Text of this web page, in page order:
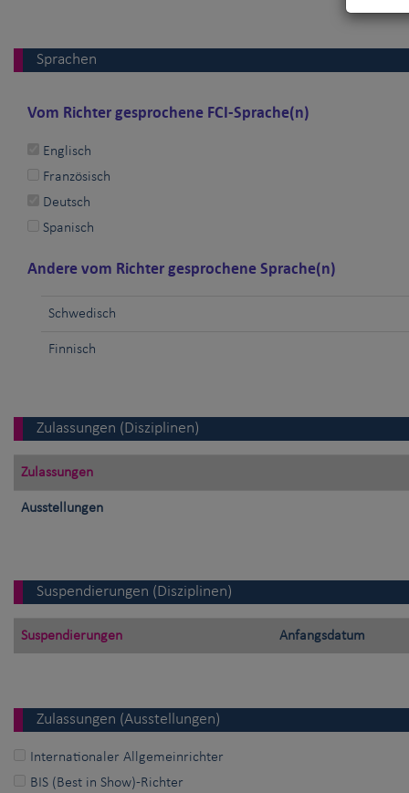
Sprachen
Vom Richter gesprochene FCI-Sprache(n)
Englisch
Französisch
Deutsch
Spanisch
Andere vom Richter gesprochene Sprache(n)
Schwedisch
Finnisch
Zulassungen (Disziplinen)
Zulassungen
Ausstellungen
Suspendierungen (Disziplinen)
Suspendierungen Anfangsdatum
Zulassungen (Ausstellungen)
Internationaler Allgemeinrichter
BIS (Best in Show)-Richter